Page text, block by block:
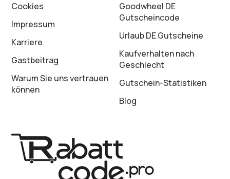
Cookies
Impressum
Karriere
Gastbeitrag
Warum Sie uns vertrauen
können
Goodwheel DE
Gutscheincode
Urlaub DE Gutscheine
Kaufverhalten nach
Geschlecht
Gutschein-Statistiken
Blog